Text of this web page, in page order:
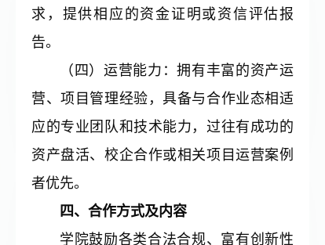
求，提供相应的资金证明或资信评估报
告。
（四）运营能力：拥有丰富的资产运
营、项目管理经验，具备与合作业态相适
应的专业团队和技术能力，过往有成功的
资产盘活、校企合作或相关项目运营案例
者优先。
四、合作方式及内容
学院鼓励各类合法合规、富有创新性